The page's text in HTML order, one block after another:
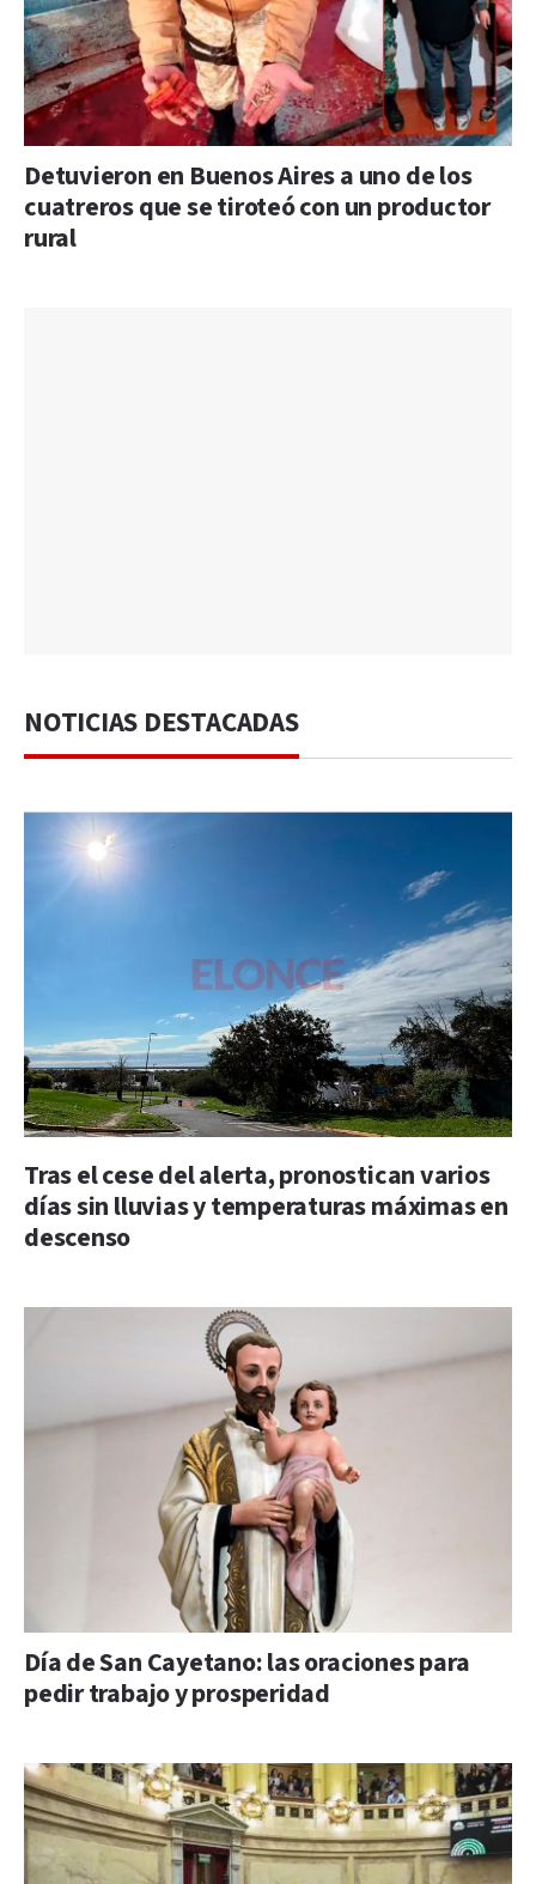
Detuvieron en Buenos Aires a uno de los
cuatreros que se tiroteó con un productor
rural
NOTICIAS DESTACADAS
Tras el cese del alerta, pronostican varios
días sin lluvias y temperaturas máximas en
descenso
Día de San Cayetano: las oraciones para
pedir trabajo y prosperidad